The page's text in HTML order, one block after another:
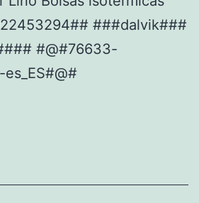
###dalvik###
#@#76633-